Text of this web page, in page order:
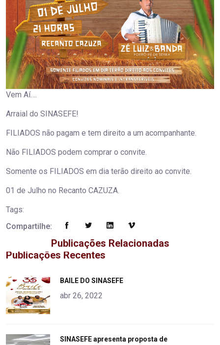
Vem Aí….
Arraial do SINASEFE!
FILIADOS não pagam e tem direito a um acompanhante.
Não FILIADOS podem comprar o convite.
Somente os FILIADOS em dia terão direito ao convite.
01 de Julho no Recanto CAZUZA.
Tags:
Compartilhe:
Publicações Relacionadas
Publicações Recentes
alt="product">
BAILE DO SINASEFE
abr 26, 2022
SINASEFE apresenta proposta de